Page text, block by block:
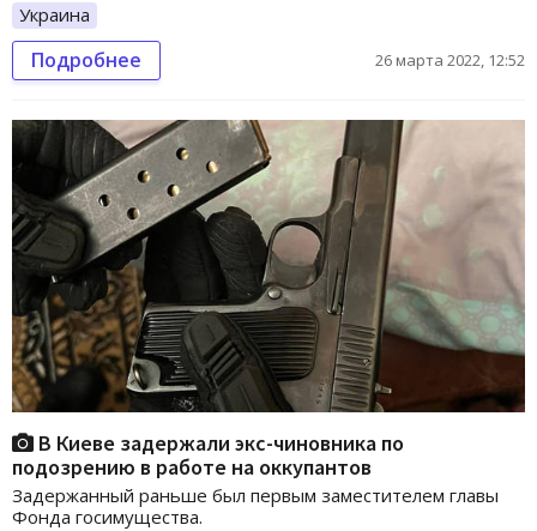
Украина
Подробнее 26 марта 2022, 12:52
В Киеве задержали экс-чиновника по
подозрению в работе на оккупантов
Задержанный раньше был первым заместителем главы
Фонда госимущества.